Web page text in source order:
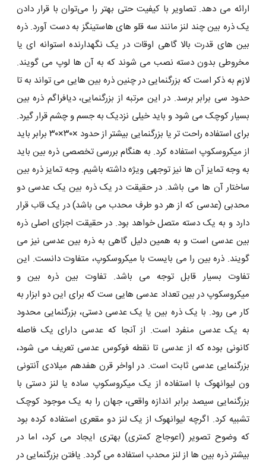
ارائه می ‌دهد. تصاویر با کیفیت حتی بهتر را می‌توان با قرار دادن
یک ذره بین چند لنز مانند سه قلو های هاستینگز به دست آورد. ذره
بین ‌های قدرت بالا گاهی اوقات در یک نگهدارنده استوانه ‌ای یا
مخروطی بدون دسته نصب می ‌شوند که به آن ‌ها لوپ می ‌گویند.
لازم به ذکر است که بزرگنمایی در چنین ذره بین ‌هایی می ‌تواند به تا
حدود سی برابر برسد. در این مرتبه از بزرگنمایی، دیافراگم ذره بین
بسیار کوچک می‌ شود و باید خیلی نزدیک به جسم و چشم قرار گیرد.
برای استفاده راحت ‌تر یا بزرگنمایی بیشتر از حدود ×۳۰×۳۰ برابر باید
از میکروسکوپ استفاده کرد. به هنگام بررسی تخصصی ذره بین باید
به وجه تمایز آن ها نیز توجهی ویژه داشته باشیم. وجه تمایز ذره بین
ساختار آن‌ ها می باشد. در حقیقت در یک ذره بین یک عدسی دو
محدبی (عدسی که از هر دو طرف محدب می باشد) در یک قاب قرار
دارد و به یک دسته متصل خواهد بود. در حقیقت اجزای اصلی ذره
بین عدسی است و به همین دلیل گاهی به ذره بین عدسی نیز می
گویند. ذره بین را می بایست با میکروسکوپ، متفاوت دانست. این
تفاوت بسیار قابل توجه می باشد. تفاوت بین ذره بین و
میکروسکوپ در بین تعداد عدسی ‌هایی ست که برای این دو ابزار به
کار می ‌رود. با یک ذره بین یا یک عدسی دستی، بزرگنمایی محدود
به یک عدسی منفرد است. از آنجا که عدسی دارای یک فاصله
کانونی بوده که از عدسی تا نقطه فوکوس عدسی تعریف می ‌شود،
بزرگنمایی عدسی ثابت است. در اواخر قرن هفدهم میلادی آنتونی
ون لیوانهوک با استفاده از یک میکروسکوپ ساده یا لنز دستی با
بزرگنمایی سیصد برابر اندازه واقعی، جهان را به یک موجود کوچک
تشبیه کرد. اگرچه لیوانهوک از یک لنز دو مقعری استفاده کرده بود
که وضوح تصویر (اعوجاج کمتری) بهتری ایجاد می‌ کرد، اما در
بیشتر ذره بین‌ ها از لنز محدب استفاده می گردد. یافتن بزرگنمایی در